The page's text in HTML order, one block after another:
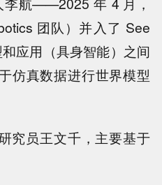
团队）并入了 See
应用（具身智能）之间
真数据进行世界模型
究员王文千，主要基于